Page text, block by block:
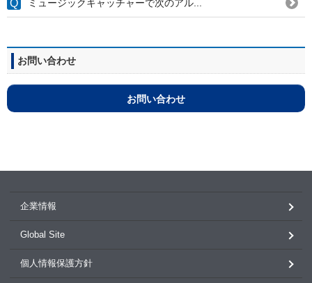
ミュージックキャッチャーで次のアル...
お問い合わせ
お問い合わせ
企業情報
Global Site
個人情報保護方針